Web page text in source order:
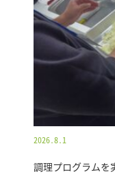
2026.8.1
調理プログラムを